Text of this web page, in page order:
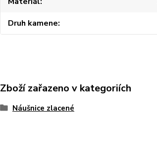
Druh kamene
Zboží zařazeno v kategoriích
Náušnice zlacené